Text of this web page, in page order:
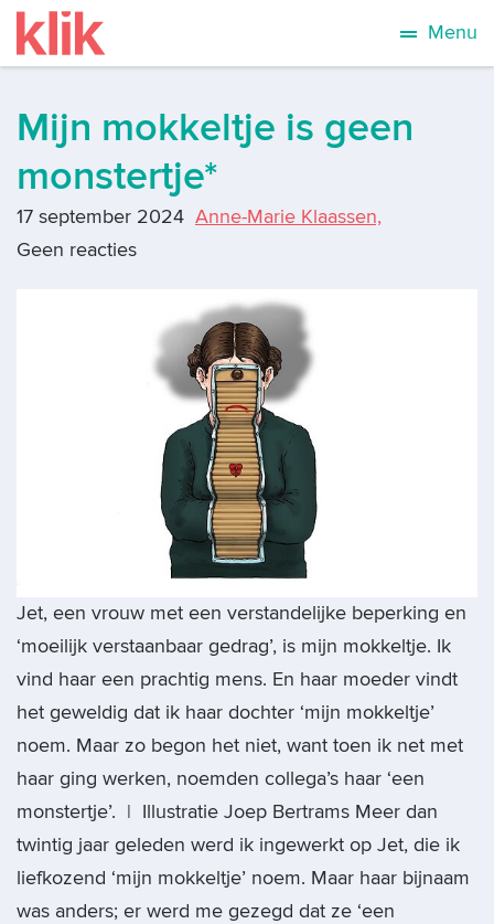
Menu
Mijn mokkeltje is geen
monstertje*
17 september 2024 Anne-Marie Klaassen,
Geen reacties
Jet, een vrouw met een verstandelijke beperking en
‘moeilijk verstaanbaar gedrag’, is mijn mokkeltje. Ik
vind haar een prachtig mens. En haar moeder vindt
het geweldig dat ik haar dochter ‘mijn mokkeltje’
noem. Maar zo begon het niet, want toen ik net met
haar ging werken, noemden collega’s haar ‘een
monstertje’. | Illustratie Joep Bertrams Meer dan
twintig jaar geleden werd ik ingewerkt op Jet, die ik
liefkozend ‘mijn mokkeltje’ noem. Maar haar bijnaam
was anders; er werd me gezegd dat ze ‘een